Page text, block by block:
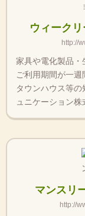
ウィーク
http://
家具や電化製品・
ご利用期間が一週
タウンハウス等
ュニケーション株
マンスリ
http://